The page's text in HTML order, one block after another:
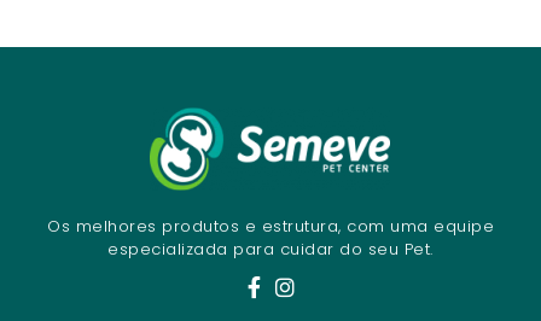
Os melhores produtos e estrutura, com uma equipe
especializada para cuidar do seu Pet.